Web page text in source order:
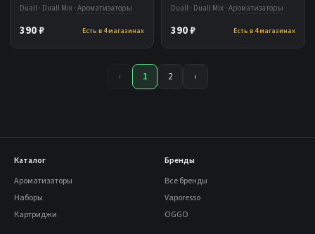
Duall · Duall Mix · Ароматизаторы
390 ₽ Есть в 4 магазинах
Duall · Duall Mix · Ароматизаторы
390 ₽ Есть в 4 магазинах
‹ 1 2 ›
Каталог
Ароматизаторы
Наборы
Картриджи
Бренды
Все бренды
Vaporesso
OGGO